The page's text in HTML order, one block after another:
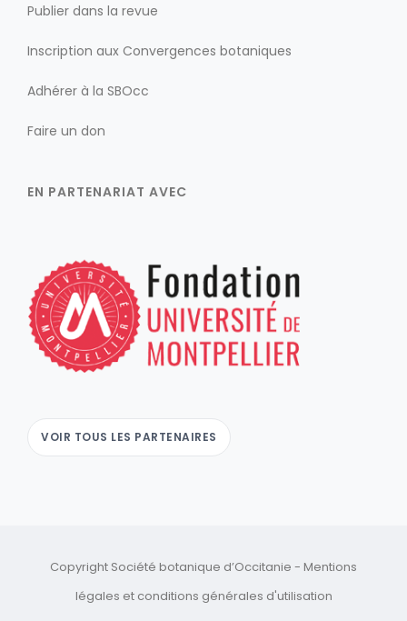
Publier dans la revue
Inscription aux Convergences botaniques
Adhérer à la SBOcc
Faire un don
EN PARTENARIAT AVEC
VOIR TOUS LES PARTENAIRES
Copyright Société botanique d’Occitanie - Mentions
légales et conditions générales d'utilisation